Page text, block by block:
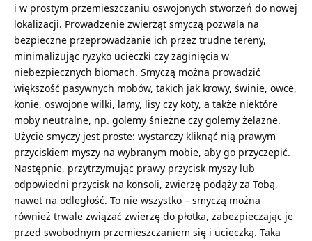
i w prostym przemieszczaniu oswojonych stworzeń do nowej
lokalizacji. Prowadzenie zwierząt smyczą pozwala na
bezpieczne przeprowadzanie ich przez trudne tereny,
minimalizując ryzyko ucieczki czy zaginięcia w
niebezpiecznych biomach. Smyczą można prowadzić
większość pasywnych mobów, takich jak krowy, świnie, owce,
konie, oswojone wilki, lamy, lisy czy koty, a także niektóre
moby neutralne, np. golemy śnieżne czy golemy żelazne.
Użycie smyczy jest proste: wystarczy kliknąć nią prawym
przyciskiem myszy na wybranym mobie, aby go przyczepić.
Następnie, przytrzymując prawy przycisk myszy lub
odpowiedni przycisk na konsoli, zwierzę podąży za Tobą,
nawet na odległość. To nie wszystko – smyczą można
również trwale związać zwierzę do płotka, zabezpieczając je
przed swobodnym przemieszczaniem się i ucieczką. Taka